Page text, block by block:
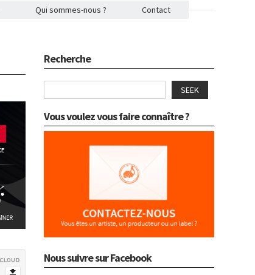
Qui sommes-nous ? Contact
Recherche
SEEK
Vous voulez vous faire connaître ?
Nous suivre sur Facebook